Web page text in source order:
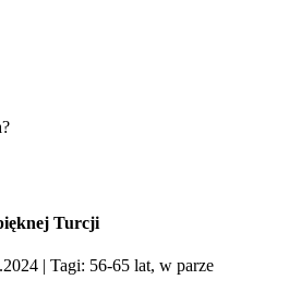
Turcji
| Tagi: 56-65 lat, w parze